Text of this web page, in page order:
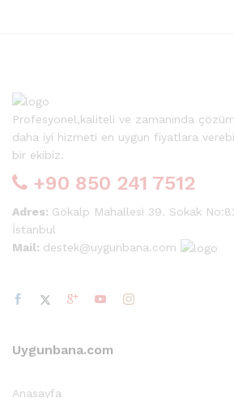
Profesyonel,kaliteli ve zamanında
daha iyi hizmeti en uygun fiyatlara
bir ekibiz.
+90 850 241 7512
Adres: Gökalp Mahallesi 39. Sokak
İstanbul
Mail: destek@uygunbana.com
Uygunbana.com
Anasayfa